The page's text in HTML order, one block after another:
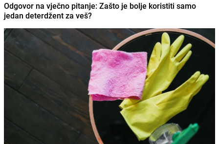
Odgovor na vječno pitanje: Zašto je bolje koristiti samo
jedan deterdžent za veš?